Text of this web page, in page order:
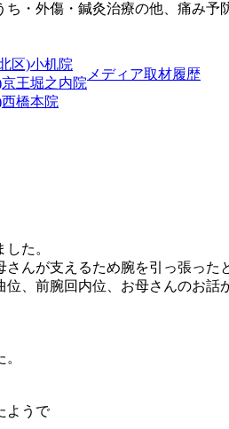
・外傷・鍼灸治療の他、痛み予
区)小机院
王堀之内院
橋本院
メディア取材履歴
た。
んが支えるため腕を引っ張った
、前腕回内位、お母さんのお話
ようで